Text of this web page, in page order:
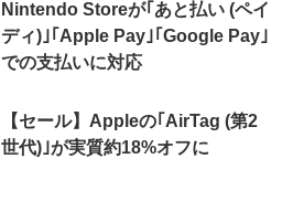
Nintendo Storeが｢あと払い (ペイ
ディ)｣｢Apple Pay｣｢Google Pay｣
での支払いに対応
【セール】Appleの｢AirTag (第2
世代)｣が実質約18%オフに